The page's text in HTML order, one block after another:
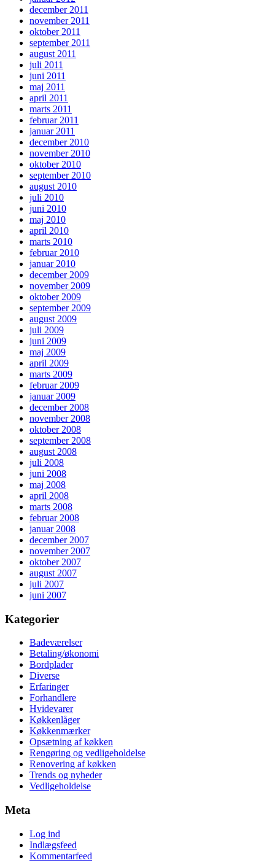
december 2011
november 2011
oktober 2011
september 2011
august 2011
juli 2011
juni 2011
maj 2011
april 2011
marts 2011
februar 2011
januar 2011
december 2010
november 2010
oktober 2010
september 2010
august 2010
juli 2010
juni 2010
maj 2010
april 2010
marts 2010
februar 2010
januar 2010
december 2009
november 2009
oktober 2009
september 2009
august 2009
juli 2009
juni 2009
maj 2009
april 2009
marts 2009
februar 2009
januar 2009
december 2008
november 2008
oktober 2008
september 2008
august 2008
juli 2008
juni 2008
maj 2008
april 2008
marts 2008
februar 2008
januar 2008
december 2007
november 2007
oktober 2007
august 2007
juli 2007
juni 2007
Kategorier
Badeværelser
Betaling/økonomi
Bordplader
Diverse
Erfaringer
Forhandlere
Hvidevarer
Køkkenlåger
Køkkenmærker
Opsætning af køkken
Rengøring og vedligeholdelse
Renovering af køkken
Trends og nyheder
Vedligeholdelse
Meta
Log ind
Indlægsfeed
Kommentarfeed